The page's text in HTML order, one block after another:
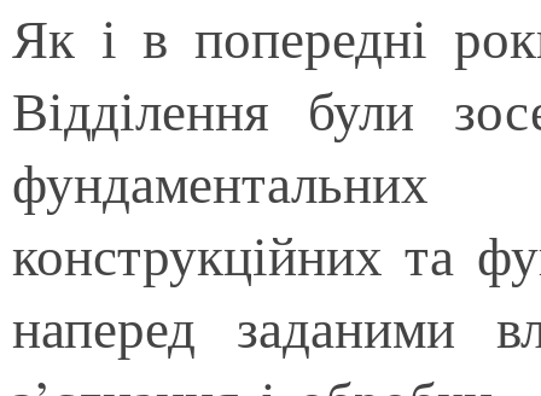
Як і в попередні
Відділення були
конструкційних та
наперед заданими